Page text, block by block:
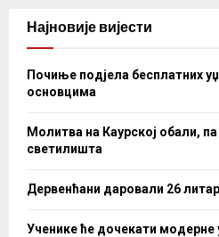
Најновије вијести
Почиње подјела бесплатних
основцима
Молитва на Каурској обали,
светилишта
Дервенћани даровали 26
Ученике ће дочекати модерне